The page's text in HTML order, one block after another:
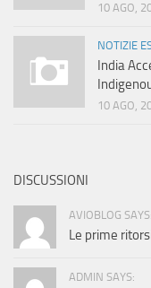
10 AGO,
NOTIZIE
India
10 AGO,
DISCUSSIONI
AVIOBLOG SAYS:
Le prime
ADMIN SAYS: